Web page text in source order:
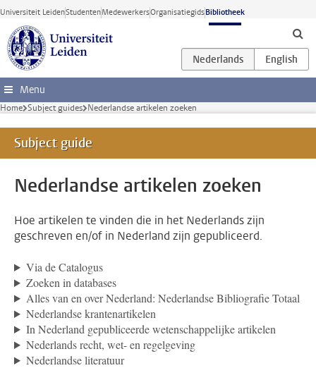
Ga direct naar de inhoud
Universiteit LeidenStudentenMedewerkersOrganisatiegidsBibliotheek
Menu
Home Subject guides Nederlandse artikelen zoeken
Subject guide
Nederlandse artikelen zoeken
Hoe artikelen te vinden die in het Nederlands zijn
geschreven en/of in Nederland zijn gepubliceerd.
Via de Catalogus
Zoeken in databases
Alles van en over Nederland: Nederlandse Bibliografie Totaal
Nederlandse krantenartikelen
In Nederland gepubliceerde wetenschappelijke artikelen
Nederlands recht, wet- en regelgeving
Nederlandse literatuur